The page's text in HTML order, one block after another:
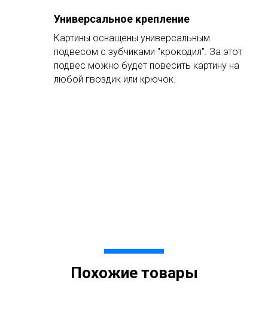
Универсальное крепление
Картины оснащены универсальным
подвесом с зубчиками "крокодил". За этот
подвес можно будет повесить картину на
любой гвоздик или крючок.
Похожие товары